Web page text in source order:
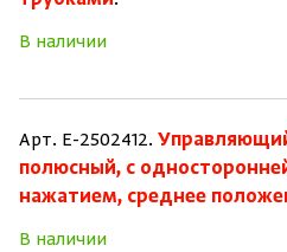
В наличии
Арт. E-2502412.
полюсный, с
нажатием, среднее
В наличии